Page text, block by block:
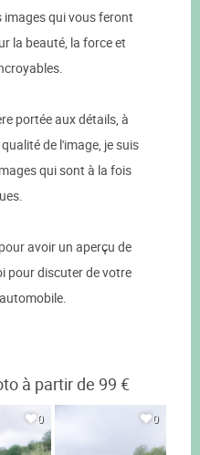
images qui vous feront
la beauté, la force et
portée aux détails, à
de l'image, je suis
qui sont à la fois
avoir un aperçu de
pour discuter de votre
à partir de 99 €
0 0